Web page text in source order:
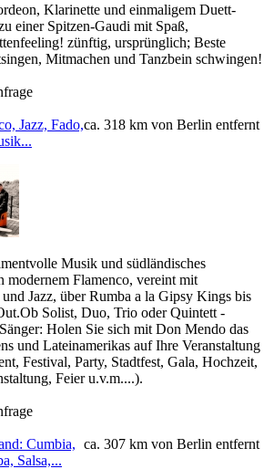
Klarinette und einmaligem Duett-
einer Spitzen-Gaudi mit Spaß,
zünftig, ursprünglich; Beste
Mitmachen und Tanzbein schwingen!
ca. 318 km von Berlin entfernt
Jazz, Fado,
Musik und südländisches
modernem Flamenco, vereint mit
Jazz, über Rumba a la Gipsy Kings bis
Solist, Duo, Trio oder Quintett -
Holen Sie sich mit Don Mendo das
und Lateinamerikas auf Ihre Veranstaltung
Festival, Party, Stadtfest, Gala, Hochzeit,
Feier u.v.m....).
ca. 307 km von Berlin entfernt
Cumbia,
Salsa,...